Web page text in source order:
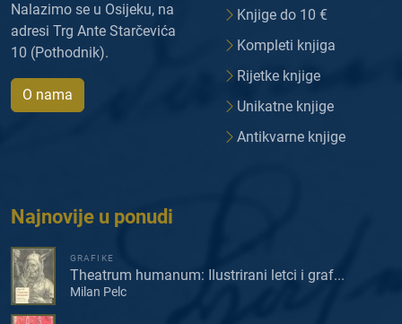
Nalazimo se u Osijeku, na
adresi Trg Ante Starčevića
10 (Pothodnik).
O nama
Knjige do 10 €
Kompleti knjiga
Rijetke knjige
Unikatne knjige
Antikvarne knjige
Najnovije u ponudi
GRAFIKE
Theatrum humanum: Ilustrirani letci i graf...
Milan Pelc